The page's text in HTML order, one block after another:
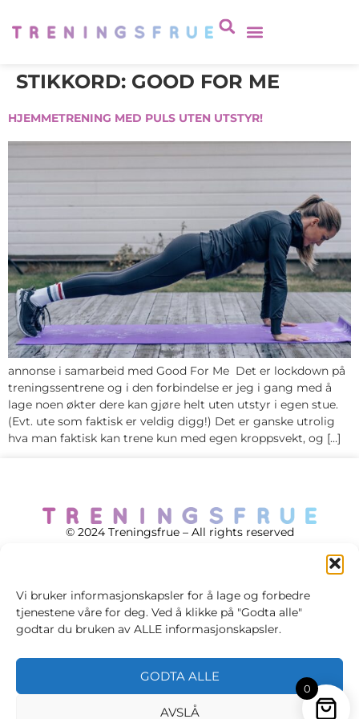
Vi bruker informasjonskapsler for å lage og forbedre
tjenestene våre for deg. Ved å klikke på "Godta alle"
godtar du bruken av ALLE informasjonskapsler.
GODTA ALLE
AVSLÅ
STIKKORD: GOOD FOR ME
HJEMMETRENING MED PULS UTEN UTSTYR!
annonse i samarbeid med Good For Me Det er lockdown på
treningssentrene og i den forbindelse er jeg i gang med å
lage noen økter dere kan gjøre helt uten utstyr i egen stue.
(Evt. ute som faktisk er veldig digg!) Det er ganske utrolig
hva man faktisk kan trene kun med egen kroppsvekt, og […]
© 2024 Treningsfrue – All rights reserved
Cookie policy
Personvernsvilkår
0